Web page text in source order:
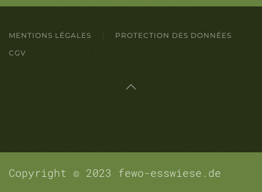
MENTIONS LÉGALES
PROTECTION DES DONNÉES
CGV
Copyright © 2023 fewo-esswiese.de